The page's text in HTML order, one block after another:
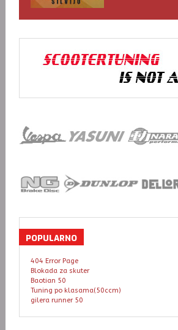
POPULARNO
404 Error Page
Blokada za skuter
Baotian 50
Tuning po klasama(50ccm)
gilera runner 50